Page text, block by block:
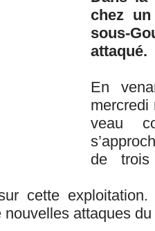
chez un
sous-
attaqué.
En
mercredi
veau
de
cette
nouvelles attaques